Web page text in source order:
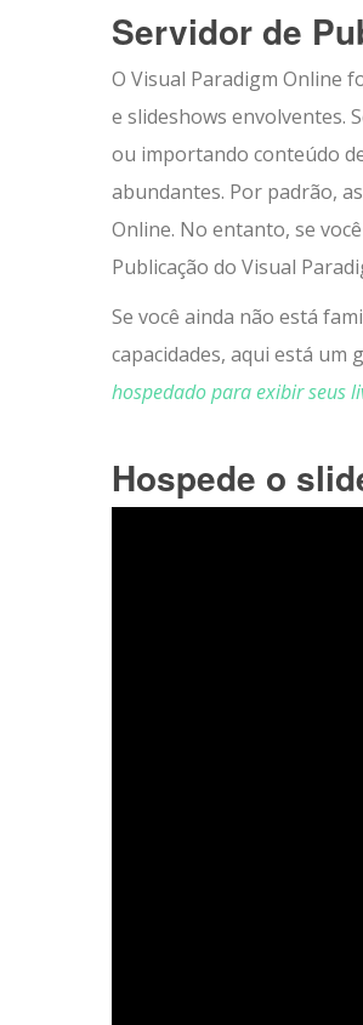
Servidor de
O Visual Paradigm Online
e slideshows envolventes.
ou importando conteúdo
abundantes. Por padrão,
Online. No entanto, se
Publicação do Visual
Se você ainda não está
capacidades, aqui está um
hospedado para exibir seus
Hospede o